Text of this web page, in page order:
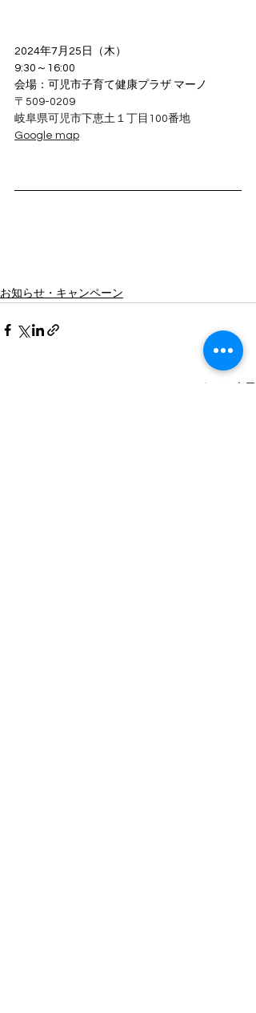
2024年7月25日（木）
9:30～16:00
会場：可児市子育て健康プラザ マーノ
〒509-0209
岐阜県可児市下恵土１丁目100番地
Google map
お知らせ・キャンペーン